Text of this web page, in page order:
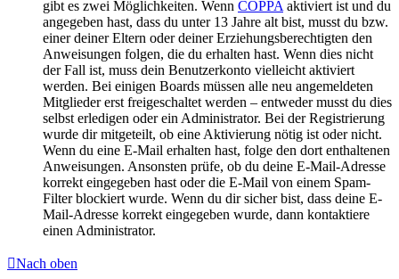
gibt es zwei Möglichkeiten. Wenn COPPA aktiviert ist und du
angegeben hast, dass du unter 13 Jahre alt bist, musst du bzw.
einer deiner Eltern oder deiner Erziehungsberechtigten den
Anweisungen folgen, die du erhalten hast. Wenn dies nicht
der Fall ist, muss dein Benutzerkonto vielleicht aktiviert
werden. Bei einigen Boards müssen alle neu angemeldeten
Mitglieder erst freigeschaltet werden – entweder musst du dies
selbst erledigen oder ein Administrator. Bei der Registrierung
wurde dir mitgeteilt, ob eine Aktivierung nötig ist oder nicht.
Wenn du eine E-Mail erhalten hast, folge den dort enthaltenen
Anweisungen. Ansonsten prüfe, ob du deine E-Mail-Adresse
korrekt eingegeben hast oder die E-Mail von einem Spam-
Filter blockiert wurde. Wenn du dir sicher bist, dass deine E-
Mail-Adresse korrekt eingegeben wurde, dann kontaktiere
einen Administrator.
Nach oben